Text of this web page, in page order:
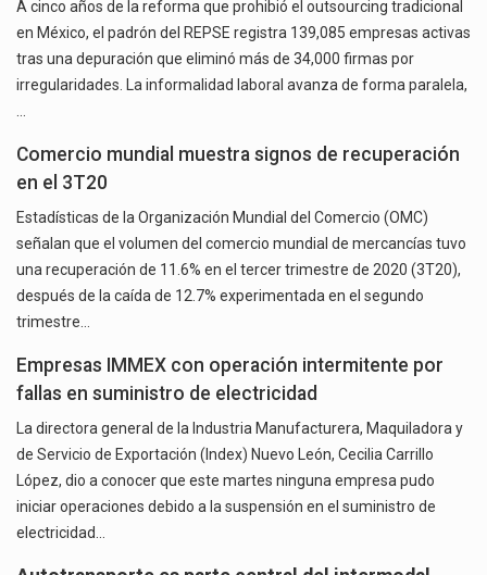
A cinco años de la reforma que prohibió el outsourcing tradicional
en México, el padrón del REPSE registra 139,085 empresas activas
tras una depuración que eliminó más de 34,000 firmas por
irregularidades. La informalidad laboral avanza de forma paralela,
Comercio mundial muestra signos de recuperación
en el 3T20
Estadísticas de la Organización Mundial del Comercio (OMC)
señalan que el volumen del comercio mundial de mercancías tuvo
una recuperación de 11.6% en el tercer trimestre de 2020 (3T20),
después de la caída de 12.7% experimentada en el segundo
trimestre…
Empresas IMMEX con operación intermitente por
fallas en suministro de electricidad
La directora general de la Industria Manufacturera, Maquiladora y
de Servicio de Exportación (Index) Nuevo León, Cecilia Carrillo
López, dio a conocer que este martes ninguna empresa pudo
iniciar operaciones debido a la suspensión en el suministro de
electricidad…